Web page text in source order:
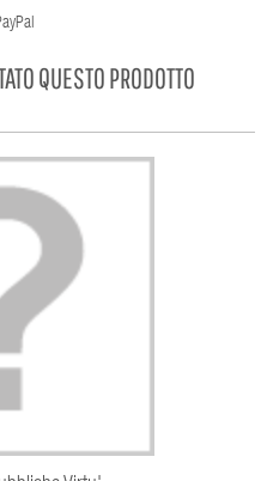
QUESTO PRODOTTO